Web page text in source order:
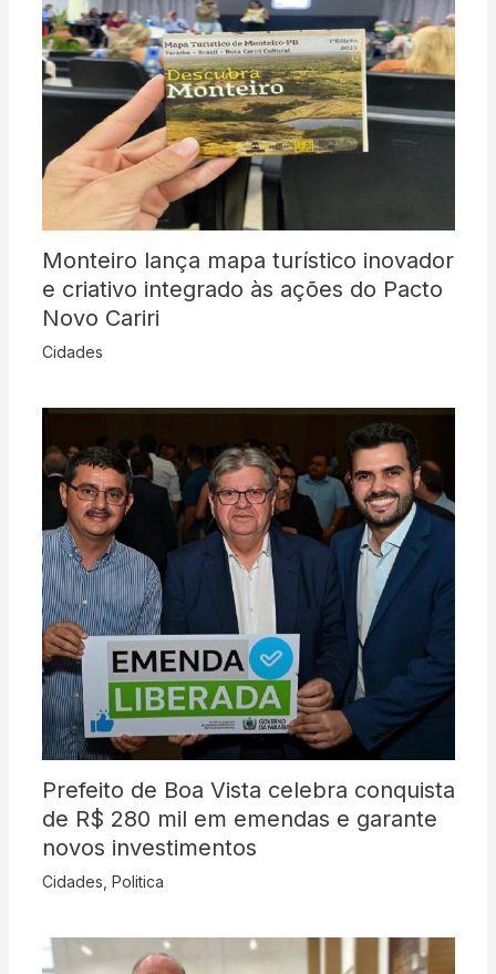
Monteiro lança mapa turístico inovador
e criativo integrado às ações do Pacto
Novo Cariri
Cidades
Prefeito de Boa Vista celebra conquista
de R$ 280 mil em emendas e garante
novos investimentos
Cidades Politica